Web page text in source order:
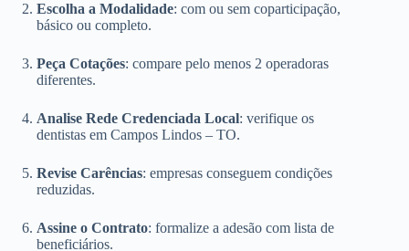
Escolha a Modalidade: com ou sem coparticipação,
básico ou completo.
Peça Cotações: compare pelo menos 2 operadoras
diferentes.
Analise Rede Credenciada Local: verifique os
dentistas em Campos Lindos – TO.
Revise Carências: empresas conseguem condições
reduzidas.
Assine o Contrato: formalize a adesão com lista de
beneficiários.